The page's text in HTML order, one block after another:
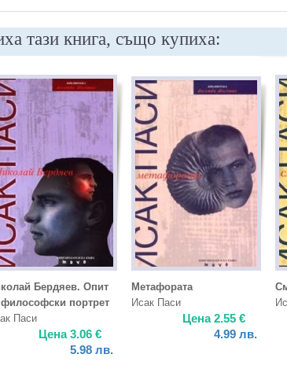
тази книга, също купиха:
Бердяев. Опит
философски портрет
Паси
Цена3.06 €
5.98 лв.
Метафората
Исак Паси
Цена2.55 €
4.99 лв.